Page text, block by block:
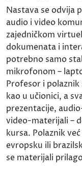
Nastava se odvija
audio i video
zajedničkom
dokumenata i
potrebno samo
mikrofonom –
Profesor i polaznik
kao u učionici, a
prezentacije,
video-materijali –
kursa. Polaznik
evropsku ili
se materijali